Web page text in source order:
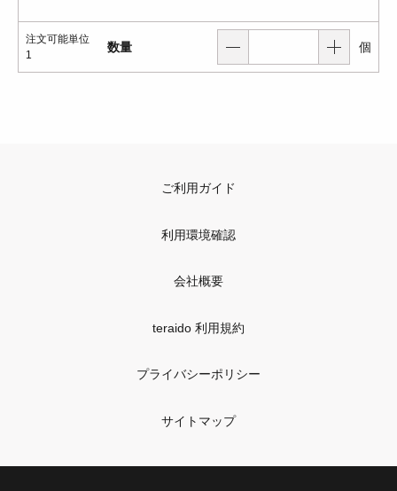
注文可能単位
1
数量 個
ご利用ガイド
利用環境確認
会社概要
teraido 利用規約
プライバシーポリシー
サイトマップ